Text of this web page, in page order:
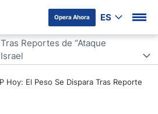
Opera Ahora ES
Hoy: El Peso Se Dispara Tras Reporte
Reportes de “Ataque
de “Ataque Inminente” de Irán a